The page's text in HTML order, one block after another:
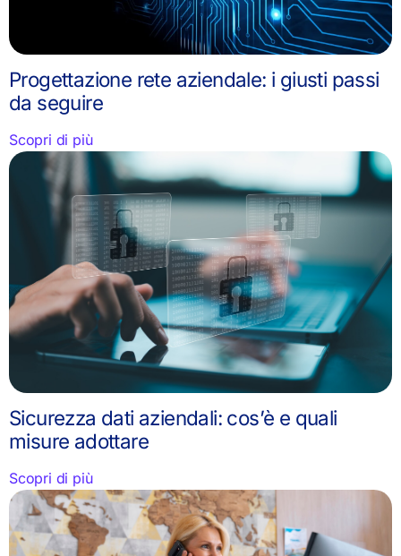
Progettazione rete aziendale: i giusti passi
da seguire
Scopri di più
Sicurezza dati aziendali: cos’è e quali
misure adottare
Scopri di più